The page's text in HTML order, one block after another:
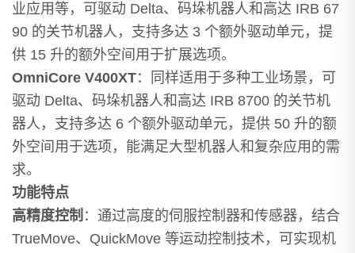
业应用等，可驱动 Delta、码垛机器人和高达 IRB 67
90 的关节机器人，支持多达 3 个额外驱动单元，提
供 15 升的额外空间用于扩展选项。
OmniCore V400XT：同样适用于多种工业场景，可
驱动 Delta、码垛机器人和高达 IRB 8700 的关节机
器人，支持多达 6 个额外驱动单元，提供 50 升的额
外空间用于选项，能满足大型机器人和复杂应用的需
求。
功能特点
高精度控制 ：通过高度的伺服控制器和传感器，结合
TrueMove、QuickMove 等运动控制技术，可实现机